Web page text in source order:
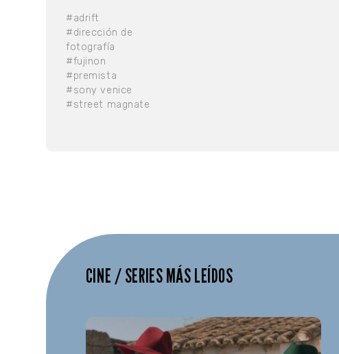
#adrift
#dirección de
fotografía
#fujinon
#premista
#sony venice
#street magnate
CINE / SERIES MÁS LEÍDOS